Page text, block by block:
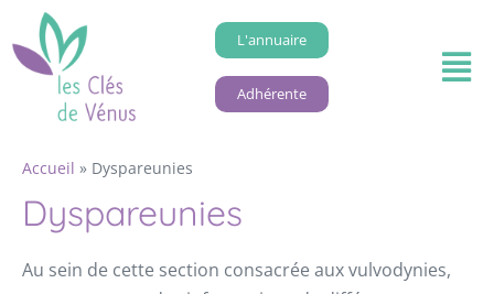
L'annuaire
Adhérente
Accueil » Dyspareunies
Dyspareunies
Au sein de cette section consacrée aux vulvodynies,